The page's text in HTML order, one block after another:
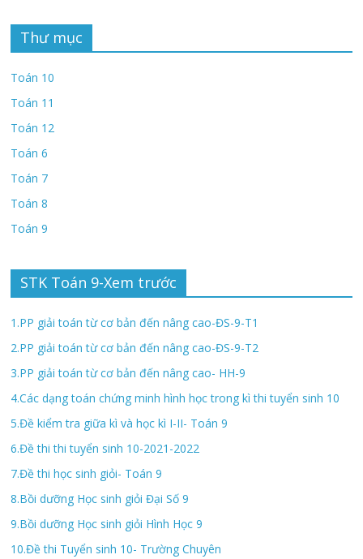
Thư mục
Toán 10
Toán 11
Toán 12
Toán 6
Toán 7
Toán 8
Toán 9
STK Toán 9-Xem trước
1.PP giải toán từ cơ bản đến nâng cao-ĐS-9-T1
2.PP giải toán từ cơ bản đến nâng cao-ĐS-9-T2
3.PP giải toán từ cơ bản đến nâng cao- HH-9
4.Các dạng toán chứng minh hình học trong kì thi tuyển sinh 10
5.Đề kiểm tra giữa kì và học kì I-II- Toán 9
6.Đề thi thi tuyển sinh 10-2021-2022
7.Đề thi học sinh giỏi- Toán 9
8.Bồi dưỡng Học sinh giỏi Đại Số 9
9.Bồi dưỡng Học sinh giỏi Hình Học 9
10.Đề thi Tuyển sinh 10- Trường Chuyên